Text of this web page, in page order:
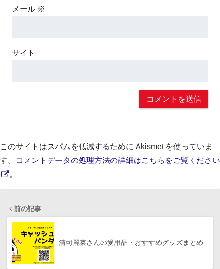
メール ※
サイト
このサイトはスパムを低減するために Akismet を使っていま
す。
コメントデータの処理方法の詳細はこちらをご覧ください
。
前の記事
清司麗菜さんの愛用品・おすすめグッズまとめ